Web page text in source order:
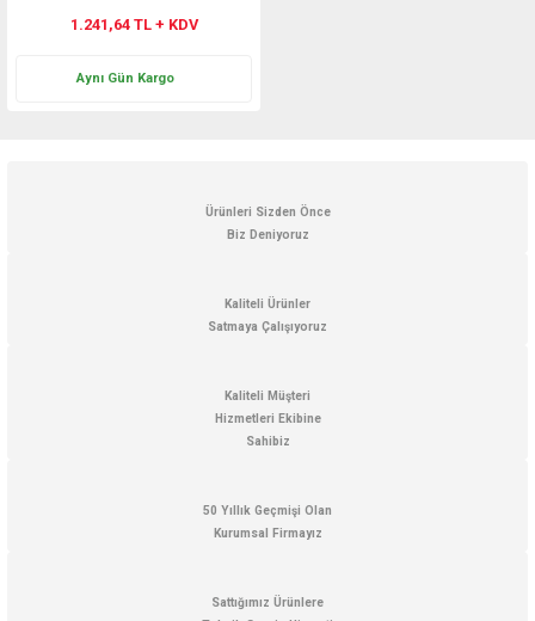
1.241,64 TL + KDV
Aynı Gün Kargo
Ürünleri Sizden Önce
Biz Deniyoruz
Kaliteli Ürünler
Satmaya Çalışıyoruz
Kaliteli Müşteri
Hizmetleri Ekibine
Sahibiz
50 Yıllık Geçmişi Olan
Kurumsal Firmayız
Sattığımız Ürünlere